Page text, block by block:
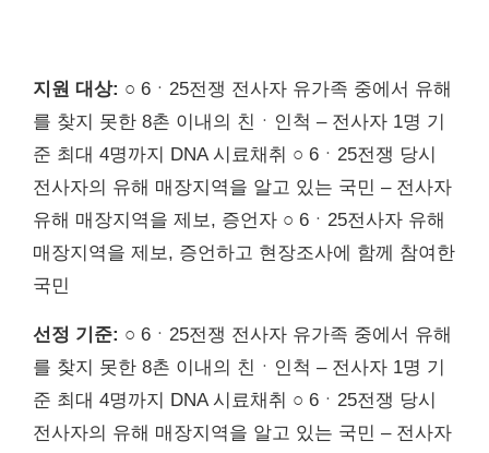
지원 대상: ○ 6ㆍ25전쟁 전사자 유가족 중에서 유해
를 찾지 못한 8촌 이내의 친ㆍ인척 – 전사자 1명 기
준 최대 4명까지 DNA 시료채취 ○ 6ㆍ25전쟁 당시
전사자의 유해 매장지역을 알고 있는 국민 – 전사자
유해 매장지역을 제보, 증언자 ○ 6ㆍ25전사자 유해
매장지역을 제보, 증언하고 현장조사에 함께 참여한
국민
선정 기준: ○ 6ㆍ25전쟁 전사자 유가족 중에서 유해
를 찾지 못한 8촌 이내의 친ㆍ인척 – 전사자 1명 기
준 최대 4명까지 DNA 시료채취 ○ 6ㆍ25전쟁 당시
전사자의 유해 매장지역을 알고 있는 국민 – 전사자